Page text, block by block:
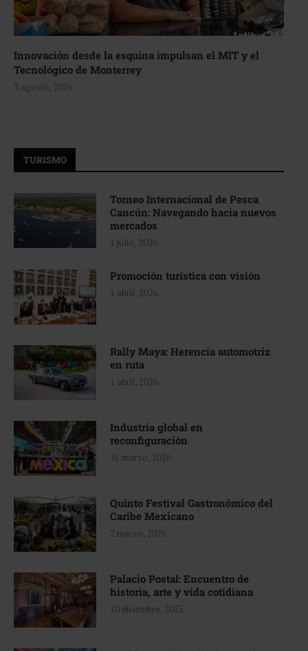
Innovación desde la esquina impulsan el MIT y el
Tecnológico de Monterrey
3 agosto, 2026
TURISMO
Torneo Internacional de Pesca
Cancún: Navegando hacia nuevos
mercados
1 julio, 2026
Promoción turística con visión
1 abril, 2026
Rally Maya: Herencia automotriz
en ruta
1 abril, 2026
Industria global en
reconfiguración
31 marzo, 2026
Quinto Festival Gastronómico del
Caribe Mexicano
2 marzo, 2026
Palacio Postal: Encuentro de
historia, arte y vida cotidiana
10 diciembre, 2025